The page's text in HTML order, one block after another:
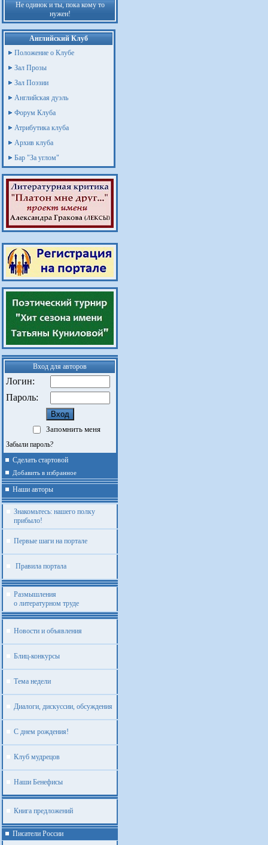
Не одинок и ты, пока кому то
нужен!
Английский Клуб
Положение о Клубе
Зал Прозы
Зал Поэзии
Английская дуэль
Форум Клуба
Атрибутика клуба
Архив клуба
Бар "За углом"
Вход для авторов
Логин:
Пароль:
Запомнить меня
Забыли пароль?
Сделать стартовой
Добавить в избранное
Наши авторы
Знакомьтесь: нашего полку
прибыло!
Первые шаги на портале
Правила портала
Размышления
о литературном труде
Новости и объявления
Блиц-конкурсы
Тема недели
Диалоги, дискуссии, обсуждения
С днем рождения!
Клуб мудрецов
Наши Бенефисы
Книга предложений
Писатели России